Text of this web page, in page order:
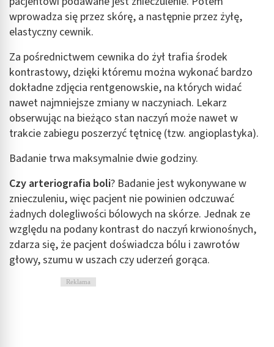
wprowadza się przez skórę, a następnie przez żyłę,
elastyczny cewnik.
Za pośrednictwem cewnika do żył trafia środek
kontrastowy, dzięki któremu można wykonać bardzo
dokładne zdjęcia rentgenowskie, na których widać
nawet najmniejsze zmiany w naczyniach. Lekarz
obserwując na bieżąco stan naczyń może nawet w
trakcie zabiegu poszerzyć tętnicę (tzw. angioplastyka).
Badanie trwa maksymalnie dwie godziny.
Czy arteriografia boli? Badanie jest wykonywane w
znieczuleniu, więc pacjent nie powinien odczuwać
żadnych dolegliwości bólowych na skórze. Jednak ze
względu na podany kontrast do naczyń krwionośnych,
zdarza się, że pacjent doświadcza bólu i zawrotów
głowy, szumu w uszach czy uderzeń gorąca.
Reklama